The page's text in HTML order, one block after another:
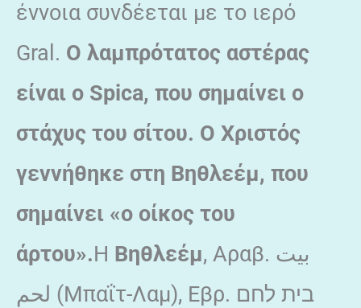
έννοια συνδέεται με το ιερό
Gral. Ο λαμπρότατος αστέρας
είναι ο Spica, που σημαίνει ο
στάχυς του σίτου. Ο Χριστός
γεννήθηκε στη Βηθλεέμ, που
σημαίνει «ο οίκος του
άρτου».Η Βηθλεέμ, Αραβ. بيت
لحم (Μπαΐτ-Λαμ), Εβρ. בית לחם‎‎